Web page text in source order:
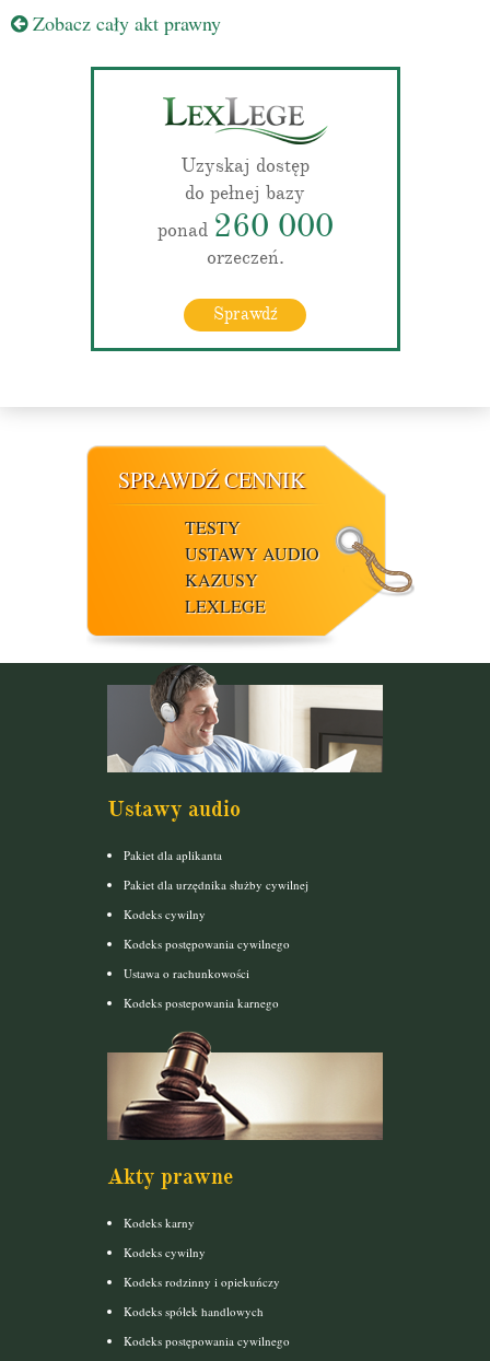
Zobacz cały akt prawny
Uzyskaj dostęp
do pełnej bazy
ponad 260 000
orzeczeń.
Sprawdź
SPRAWDŹ CENNIK
TESTY
USTAWY AUDIO
KAZUSY
LEXLEGE
Ustawy audio
Pakiet dla aplikanta
Pakiet dla urzędnika służby cywilnej
Kodeks cywilny
Kodeks postępowania cywilnego
Ustawa o rachunkowości
Kodeks postepowania karnego
Akty prawne
Kodeks karny
Kodeks cywilny
Kodeks rodzinny i opiekuńczy
Kodeks spółek handlowych
Kodeks postępowania cywilnego